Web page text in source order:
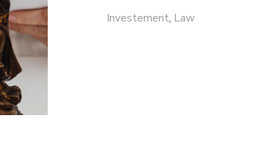
Investement, Law